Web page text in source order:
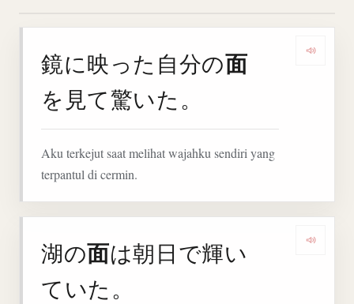
鏡に映った自分の面
を見て驚いた。
Aku terkejut saat melihat wajahku sendiri yang
terpantul di cermin.
湖の面は朝日で輝い
ていた。